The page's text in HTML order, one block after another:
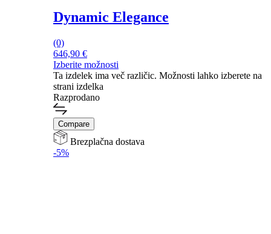
Dynamic Elegance
(0)
646,90 €
Izberite možnosti
Ta izdelek ima več različic. Možnosti lahko izberete na
strani izdelka
Razprodano
Compare
Brezplačna dostava
-5%